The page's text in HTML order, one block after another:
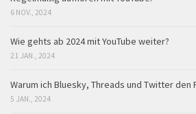
6 NOV., 2024
Wie gehts ab 2024 mit YouTube weiter?
21 JAN., 2024
Warum ich Bluesky, Threads und Twitter den
5 JAN., 2024